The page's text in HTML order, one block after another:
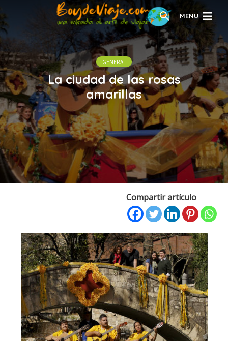
MENU
GENERAL
La ciudad de las rosas
amarillas
Compartir artículo